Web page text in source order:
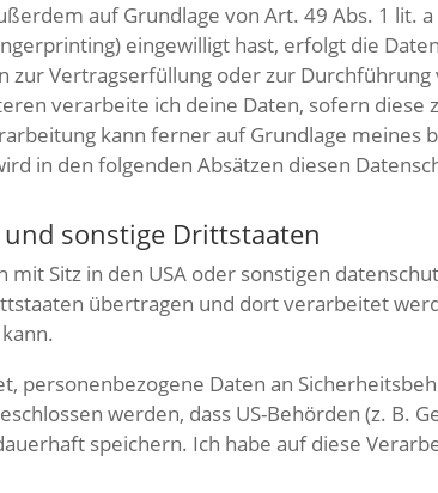
auf Grundlage von Art. 49 Abs. 1 lit.
eingewilligt hast, erfolgt die
zur Vertragserfüllung oder zur
verarbeite ich deine Daten, sofern
kann ferner auf Grundlage
in den folgenden Absätzen diesen
sonstige Drittstaaten
Sitz in den USA oder sonstigen
übertragen und dort verarbeitet
personenbezogene Daten an
werden, dass US-Behörden (z. B.
speichern. Ich habe auf diese